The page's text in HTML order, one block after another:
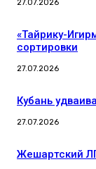
27.07.2026
«Тайрику-
сортировки
27.07.2026
Кубань
27.07.2026
Жешартский